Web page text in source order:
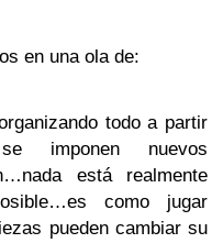
en una ola de:
todo a partir
imponen nuevos
está realmente
como jugar
pueden cambiar su